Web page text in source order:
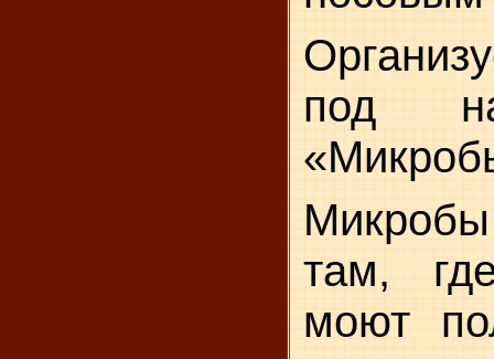
под
Микробы
там,
моют